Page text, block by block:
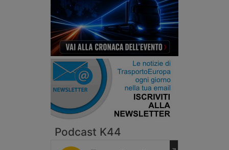
Podcast K44